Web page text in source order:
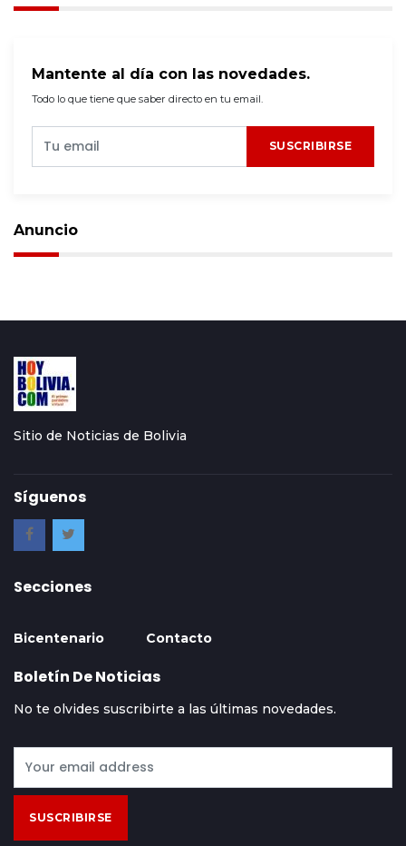
Mantente al día con las novedades.
Todo lo que tiene que saber directo en tu email.
SUSCRIBIRSE
Anuncio
Sitio de Noticias de Bolivia
Síguenos
Secciones
Bicentenario Contacto
Boletín De Noticias
No te olvides suscribirte a las últimas novedades.
SUSCRIBIRSE